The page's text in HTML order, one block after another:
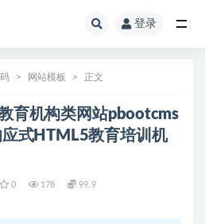
登录
网站模板 正文
育机构类网站pbootcms
式HTML5教育培训机
0 178 99.9